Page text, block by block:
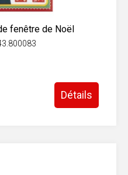
fenêtre de Noël
Détails